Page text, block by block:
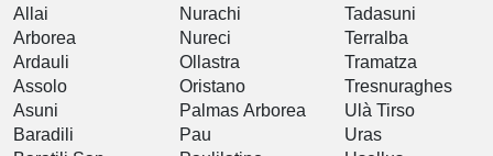
Allai
Arborea
Ardauli
Assolo
Asuni
Baradili
Nurachi
Nureci
Ollastra
Oristano
Palmas Arborea
Pau
Tadasuni
Terralba
Tramatza
Tresnuraghes
Ulà Tirso
Uras